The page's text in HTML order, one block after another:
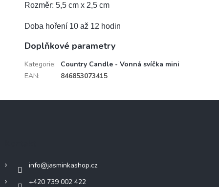
Rozměr: 5,5 cm x 2,5 cm
Doba hoření 10 až 12 hodin
Doplňkové parametry
Kategorie:
Country Candle - Vonná svíčka mini
EAN: 846853073415
info@jasminkashop.cz
+420 739 002 422